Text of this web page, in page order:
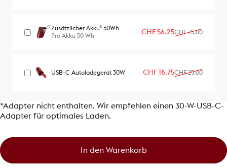
Zusätzlicher Akku³ 50Wh
Pro Akku 50 Wh
Verkaufspreis
CHF 56.25
Normaler Preis
CHF 75.00
USB-C Autoladegerät 30W Verkaufspreis
CHF 18.75
Normaler Preis
CHF 25.00
*Adapter nicht enthalten. Wir empfehlen einen 30-W-USB-C-
Adapter für optimales Laden.
In den Warenkorb